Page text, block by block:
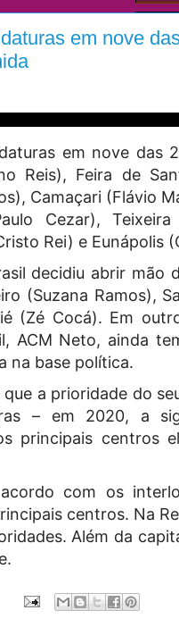
em nove
em nove das
Reis), Feira de
Camaçari (Flávio
Cezar),
Rei) e Eunápolis
decidiu abrir mão
(Suzana Ramos),
(Zé Cocá). Em
ACM Neto, ainda
na base política.
a prioridade do
– em 2020, a
principais centros
com os
centros. Na
Além da